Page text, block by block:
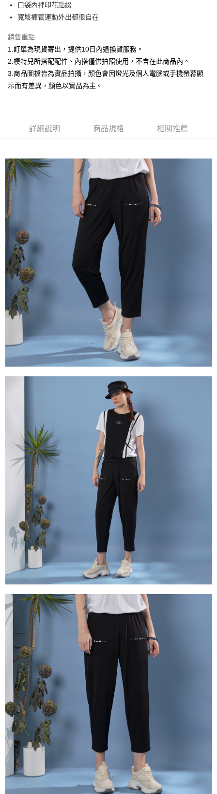
國泰世華商業銀行
臺灣中小企業銀行
聯邦商業銀行
元大商業銀行
永豐商業銀行
台新國際商業銀行
中國信託商業銀行
台灣樂天信用卡公司
Apple Pay
悠遊付
Google Pay
大哥付你分期
2.付款方式選擇「大哥付你分期」，訂單成立後會自動跳轉到大哥付的交易
流程，驗證手機門號後，選擇欲分期的期數、繳款截止日，確認付款後即完
4.訂單成立30分鐘內，如未前往確認交易或遇審核未通過，訂單將自動取
消。如遇「轉專審核」未通過狀況，表示未達大哥付你分期系統評分，恕無
法說明評估內容。
【繳款方式說明】
1.分期款項不併入電信帳單，「大哥付你分期」於每月結算日後寄送繳費提
2.透過簡訊連結打開帳單後，可選擇「超商條碼／台灣大直營門市／銀行轉
帳／街口支付／iPASS MONEY」等通路繳費。
【注意事項】
1.本服務係由「台灣大哥大股份有限公司」（以下簡稱本公司）所提供，讓
用戶於交易時，得透過本服務購買商品或服務，並由商店將買賣／分期付款
買賣價金債權讓與本公司後，依約使用本公司帳單繳交帳款。
2.基於同意付款使用「大哥付你分期」之契約關係目的，商店將以您的個人
資料（包含姓名、電話或地址）提供予台灣大哥大進項蒐集、處理及利用，
由本公司與您本人進行分期帳單所需資料之確認、核對及更正。
3.完整用戶服務條款，請詳閱以下連結：
https://oppay.tw/userRule
相關說明
１．簡單：不需註冊會員、不需綁卡、不需儲值。
２．便利：只要手機號碼，簡訊認證，即可結帳。
３．安心：先確認商品／服務後，再付款。
【「AFTEE先享後付」結帳流程】
１．於結帳方式選擇「AFTEE先享後付」後，將跳轉至「AFTEE先享後付」
結帳頁面，進行簡訊認證並確認金額後，即可完成結帳。
２．訂單成立數日內，您將收到繳費通知簡訊。
３．收到繳費通知簡訊後14天內，點擊此簡訊中的連結，可透過四大超商／
ATM／網路銀行／等多元方式進行付款，方視為交易完成。
※ 請注意：結帳手續完成當下不需立刻繳費，但若您需要取消訂單，請聯絡
購買商品的店家。未經商家同意取消之訂單仍視為有效，需透過AFTEE先享
後付繳納相關費用。
※ 交易是否成功請以「AFTEE先享後付 」之結帳頁面顯示為準，若有關於
是否繳費成功／繳費後需取消欲退款等相關疑問，請聯繫「AFTEE先享後付
客戶支援中心」
https://netprotections.freshdesk.com/support/home
【注意事項】
１．透過由恩沛科技股份有限公司提供之「AFTEE先享後付」服務完成之交
易，需依本服務之必要範圍內提供個人資料，並將交易相關給付款項請求債
權轉讓予恩沛科技股份有限公司。
２．關於個人資料處理事宜，請瀏覽以下網址：
https://aftee.tw/terms/#terms3
３．未成年的使用者請事先徵得法定代理人或監護人之同意方可使用
４．使用「AFTEE先享後付」時，將依據個別帳號之用戶狀況，依本公司即
時審查核予不同之上限額度；若仍有額度不足之情形，本公司將視審查結果
５．嚴禁一人註冊多個帳號或使用他人資訊註冊。若發現惡意使用之情形，
恩沛科技股份有限公司將有權停止該用戶之使用額度並採取法律行動。
運送方式
全家取貨付款
每筆NT$120，滿NT$2,000(含以上)免運費
7-11取貨付款
每筆NT$120，滿NT$2,000(含以上)免運費
宅配
每筆NT$120，滿NT$2,000(含以上)免運費
口袋內裡印花點綴
寬鬆褲管運動外出都很自在
銷售重點
1.訂單為現貨寄出，提供10日內退換貨服務。
2.模特兒所搭配配件、內搭僅供拍照使用，不含在此商品內。
3.商品圖檔皆為實品拍攝，顏色會因燈光及個人電腦或手機螢幕顯
示而有差異，顏色以實品為主。
詳細說明 商品規格 相關推薦